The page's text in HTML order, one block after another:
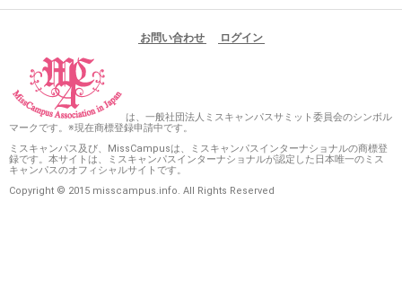
お問い合わせ ログイン
は、一般社団法人ミスキャンパスサミット委員会のシンボル
マークです。※現在商標登録申請中です。
ミスキャンパス及び、MissCampusは、ミスキャンパスインターナショナルの商標登
録です。本サイトは、ミスキャンパスインターナショナルが認定した日本唯一のミス
キャンパスのオフィシャルサイトです。
Copyright © 2015 misscampus.info. All Rights Reserved